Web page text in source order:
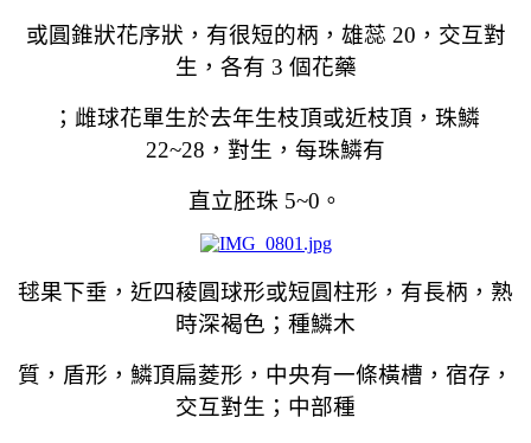
或圓錐狀花序狀，有很短的柄，雄蕊 20，交互對
生，各有 3 個花藥
；雌球花單生於去年生枝頂或近枝頂，珠鱗
22~28，對生，每珠鱗有
直立胚珠 5~0。
毬果下垂，近四稜圓球形或短圓柱形，有長柄，熟
時深褐色；種鱗木
質，盾形，鱗頂扁菱形，中央有一條橫槽，宿存，
交互對生；中部種